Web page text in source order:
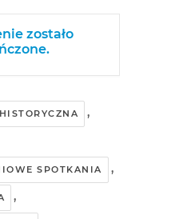
zostało
,
SPOTKANIA ,
,